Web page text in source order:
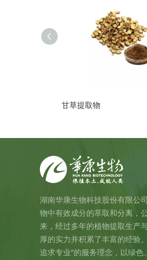
甘草提取物
湖南华康生物科技股份有限公
物中有效成分的萃取和分离，
来，经过多年的植物提取生产
厚的实力并积累了丰富的经验
追求专业”的服务理念，以绿